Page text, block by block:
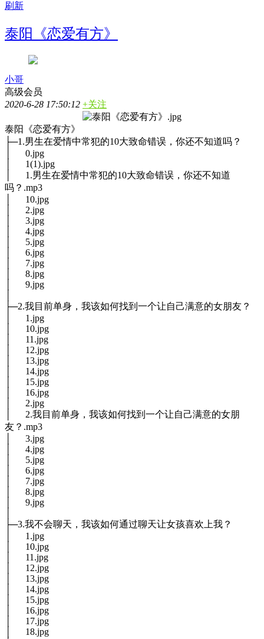
刷新
泰阳《恋爱有方》
小哥
高级会员
2020-6-28 17:50:12 +关注
泰阳《恋爱有方》
├─1.男生在爱情中常犯的10大致命错误，你还不知道吗？
│ 0.jpg
│ 1(1).jpg
│ 1.男生在爱情中常犯的10大致命错误，你还不知道
吗？.mp3
│ 10.jpg
│ 2.jpg
│ 3.jpg
│ 4.jpg
│ 5.jpg
│ 6.jpg
│ 7.jpg
│ 8.jpg
│ 9.jpg
├─2.我目前单身，我该如何找到一个让自己满意的女朋友？
│ 1.jpg
│ 10.jpg
│ 11.jpg
│ 12.jpg
│ 13.jpg
│ 14.jpg
│ 15.jpg
│ 16.jpg
│ 2.jpg
│ 2.我目前单身，我该如何找到一个让自己满意的女朋
友？.mp3
│ 3.jpg
│ 4.jpg
│ 5.jpg
│ 6.jpg
│ 7.jpg
│ 8.jpg
│ 9.jpg
├─3.我不会聊天，我该如何通过聊天让女孩喜欢上我？
│ 1.jpg
│ 10.jpg
│ 11.jpg
│ 12.jpg
│ 13.jpg
│ 14.jpg
│ 15.jpg
│ 16.jpg
│ 17.jpg
│ 18.jpg